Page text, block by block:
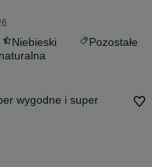
Niebieski
Pozostałe
wygodne i super